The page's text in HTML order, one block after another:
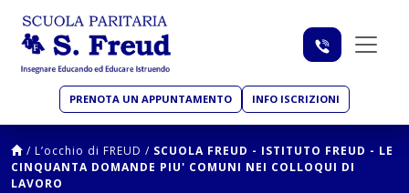
PRENOTA UN APPUNTAMENTO INFO ISCRIZIONI
/ L’occhio di FREUD / SCUOLA FREUD - ISTITUTO FREUD - LE
CINQUANTA DOMANDE PIU' COMUNI NEI COLLOQUI DI
LAVORO